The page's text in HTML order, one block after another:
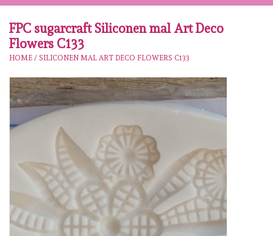
Workshops
Onze Merken
Stempelinkt
FPC sugarcraft Siliconen mal Art Deco
Flowers C133
HOME / SILICONEN MAL ART DECO FLOWERS C133